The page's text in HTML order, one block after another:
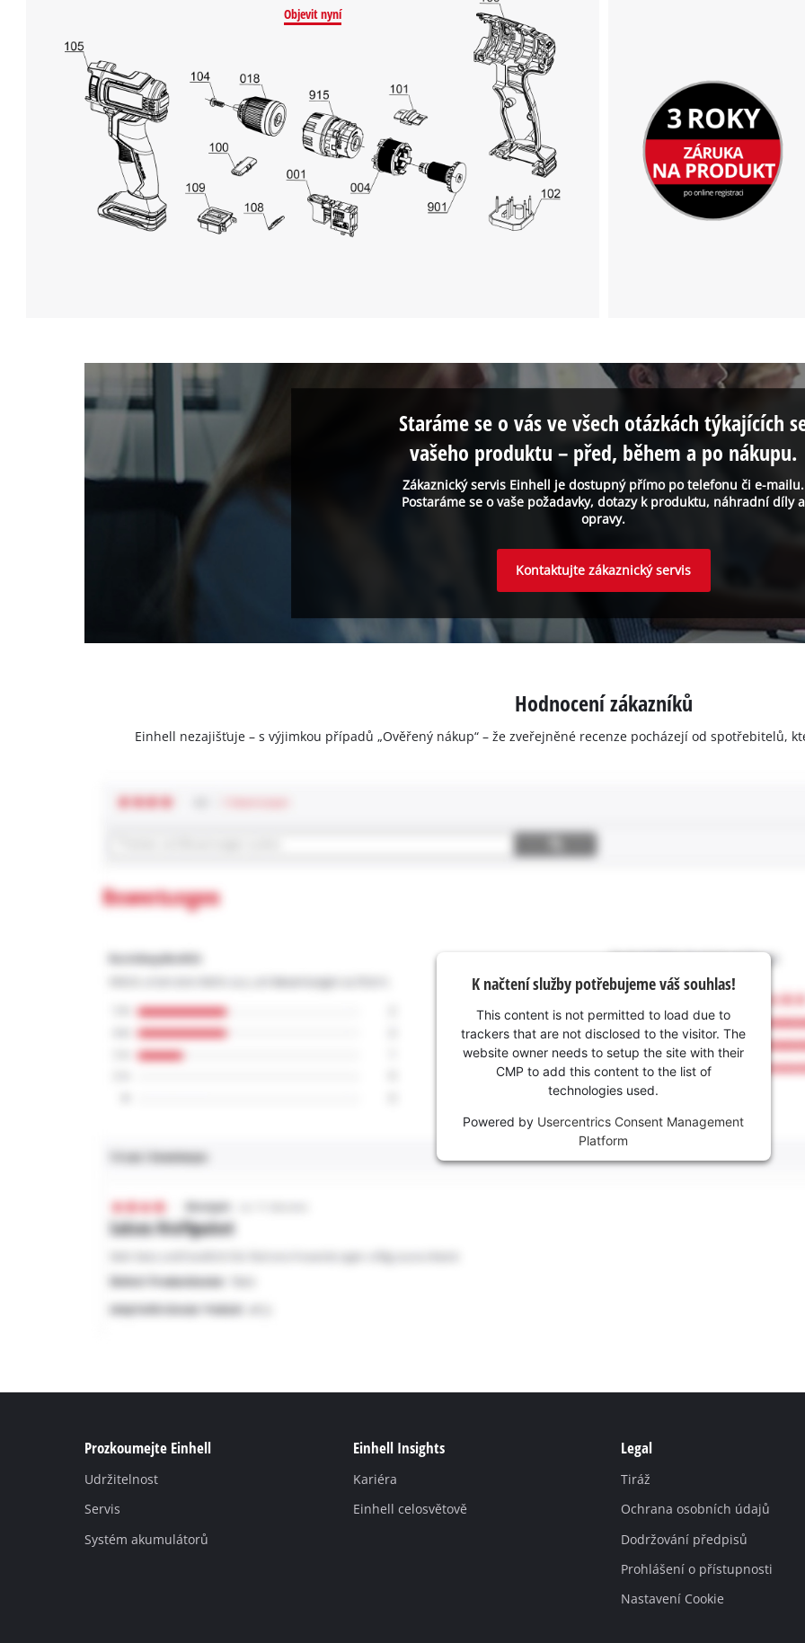
This content is not permitted to load due
to trackers that are not disclosed to the
visitor. The website owner needs to setup
the site with their CMP to add this content
to the list of technologies used.
Powered by
Usercentrics Consent
Management Platform
Objevit nyní
Zákaznický servis Einhell je dostupný přímo po telefonu či e-mailu.
Postaráme se o vaše požadavky, dotazy k produktu, náhradní díly a
opravy.
Staráme se o vás ve všech otázkách týkajících
vašeho produktu – před, během a po nákupu.
Kontaktujte zákaznický servis
Hodnocení zákazníků
Einhell nezajišťuje – s výjimkou případů „Ověřený nákup“ – že zveřejněné recenze pocházejí od spotřebitelů,
K načtení služby potřebujeme váš souhlas!
This content is not permitted to load due to
trackers that are not disclosed to the visitor. The
website owner needs to setup the site with their
CMP to add this content to the list of
technologies used.
Powered by Usercentrics Consent Management
Platform
Prozkoumejte Einhell
Udržitelnost
Servis
Systém akumulátorů
Einhell Insights
Kariéra
Einhell celosvětově
Legal
Tiráž
Ochrana osobních údajů
Dodržování předpisů
Prohlášení o přístupnosti
Nastavení Cookie